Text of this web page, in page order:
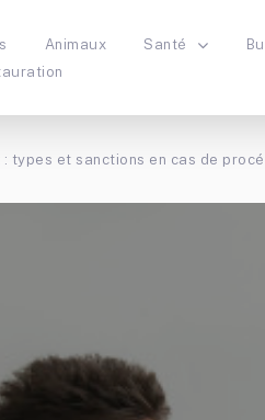
Animaux Santé
: types et sanctions en cas de